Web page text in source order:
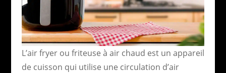
L’air fryer ou friteuse à air chaud est un appareil
de cuisson qui utilise une circulation d’air